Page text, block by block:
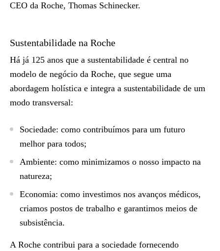
CEO da Roche, Thomas Schinecker.
Sustentabilidade na Roche
Há já 125 anos que a sustentabilidade é central no
modelo de negócio da Roche, que segue uma
abordagem holística e integra a sustentabilidade de um
modo transversal:
Sociedade: como contribuímos para um futuro
melhor para todos;
Ambiente: como minimizamos o nosso impacto na
natureza;
Economia: como investimos nos avanços médicos,
criamos postos de trabalho e garantimos meios de
subsistência.
A Roche contribui para a sociedade fornecendo